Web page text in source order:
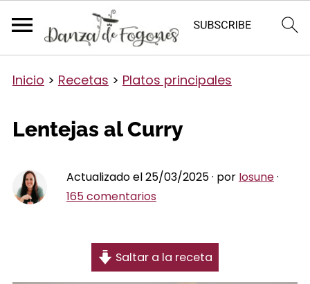
Inicio > Recetas > Platos principales
Lentejas al Curry
Actualizado el 25/03/2025 · por Iosune·
165 comentarios
Saltar a la receta